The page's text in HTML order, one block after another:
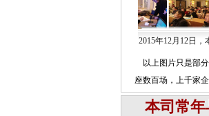
2015年12月12日，
以上图片只是部分
座数百场，上千家
本司常